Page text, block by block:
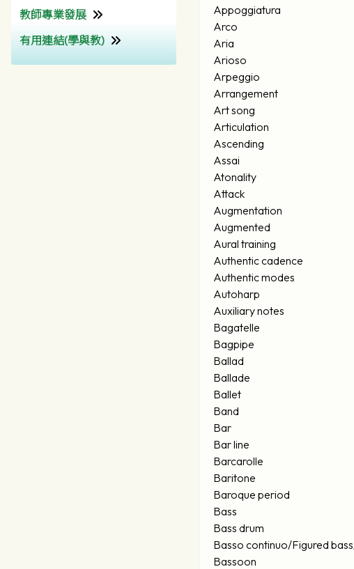
為非華語學生提供的教育支
援學校支援摘要 (Non-
Chinese Speaking School
Support Summary)
教師專業發展
教師專業發展組
有用連結(學與教)
香港考試及評核局
Appoggiatura
Arco
Aria
Arioso
Arpeggio
Arrangement
Art song
Articulation
Ascending
Assai
Atonality
Attack
Augmentation
Augmented
Aural training
Authentic cadence
Authentic modes
Autoharp
Auxiliary notes
Bagatelle
Bagpipe
Ballad
Ballade
Ballet
Band
Bar
Bar line
Barcarolle
Baritone
Baroque period
Bass
Bass drum
Basso continuo/Figured
Bassoon